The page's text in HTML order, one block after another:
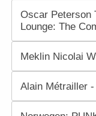
Oscar Peterson
Lounge: The
Meklin Nicolai
Alain Métrailler